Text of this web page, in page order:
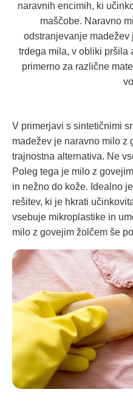
naravnih encimih, ki
maščobe. Naravno
odstranjevanje
trdega mila, v obliki pršila
primerno za različne
V primerjavi s sintetičnimi
madežev je naravno milo z
trajnostna alternativa. Ne
Poleg tega je milo z
in nežno do kože. Idealno
rešitev, ki je hkrati
vsebuje mikroplastike in
milo z govejim žolčem še